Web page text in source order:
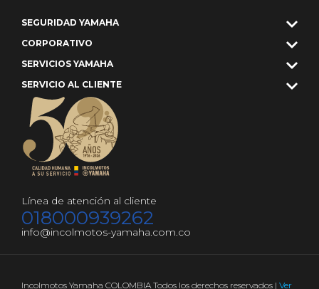
SEGURIDAD YAMAHA
CORPORATIVO
SERVICIOS YAMAHA
SERVICIO AL CLIENTE
Línea de atención al cliente
018000939262
info@incolmotos-yamaha.com.co
Incolmotos Yamaha COLOMBIA Todos los derechos reservados | Ver